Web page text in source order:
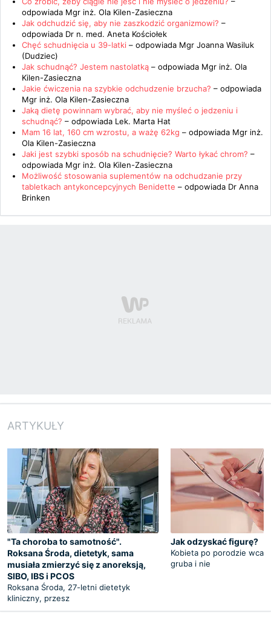
odpowiada Mgr inż. Ola Kilen-Zasieczna
Jak odchudzić się, aby nie zaszkodzić organizmowi? –
odpowiada Dr n. med. Aneta Kościołek
Chęć schudnięcia u 39-latki – odpowiada Mgr Joanna Wasiluk
(Dudziec)
Jak schudnąć? Jestem nastolatką – odpowiada Mgr inż. Ola
Kilen-Zasieczna
Jakie ćwiczenia na szybkie odchudzenie brzucha? – odpowiada
Mgr inż. Ola Kilen-Zasieczna
Jaką dietę powinnam wybrać, aby nie myśleć o jedzeniu i
schudnąć? – odpowiada Lek. Marta Hat
Mam 16 lat, 160 cm wzrostu, a ważę 62kg – odpowiada Mgr inż.
Ola Kilen-Zasieczna
Jaki jest szybki sposób na schudnięcie? Warto łykać chrom? –
odpowiada Mgr inż. Ola Kilen-Zasieczna
Możliwość stosowania suplementów na odchudzanie przy
tabletkach antykoncepcyjnych Benidette – odpowiada Dr Anna
Brinken
ARTYKUŁY
"Ta choroba to samotność".
Roksana Środa, dietetyk, sama
musiała zmierzyć się z anoreksją,
SIBO, IBS i PCOS
Roksana Środa, 27-letni dietetyk
kliniczny, przesz
Jak odzyskać figurę?
Kobieta po porodzie
gruba i nie